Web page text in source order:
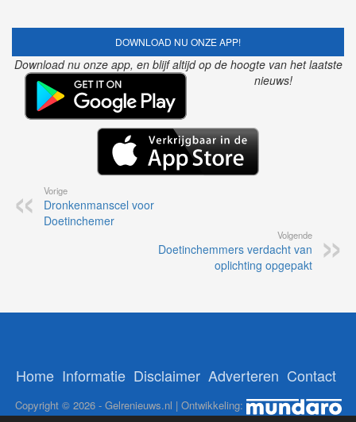
DOWNLOAD NU ONZE APP!
Download nu onze app, en blijf altijd op de hoogte van het laatste
nieuws!
Vorige
Dronkenmanscel voor
Doetinchemer
Volgende
Doetinchemmers verdacht van
oplichting opgepakt
Home Informatie Disclaimer Adverteren Contact
Copyright © 2026 - Gelrenieuws.nl | Ontwikkeling: